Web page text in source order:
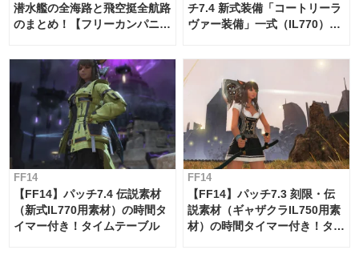
潜水艦の全海路と飛空挺全航路
のまとめ！【フリーカンパニ
チ7.4 新式装備「コートリーラ
ヴァー装備」一式（IL770）の
FF14
【FF14】パッチ7.4 伝説素材
（新式IL770用素材）の時間タ
イマー付き！タイムテーブル
FF14
【FF14】パッチ7.3 刻限・伝
説素材（ギャザクラIL750用素
材）の時間タイマー付き！タイ